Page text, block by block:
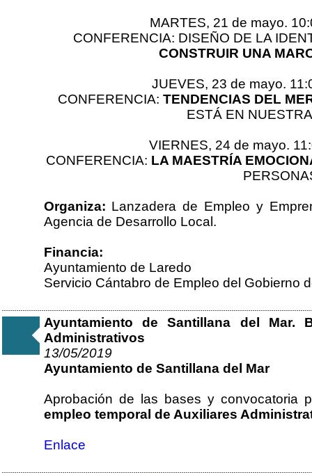
MARTES, 21 de mayo.
CONFERENCIA: DISEÑO DE LA
CONSTRUIR UNA
JUEVES, 23 de mayo.
CONFERENCIA:TENDENCIAS DEL
ESTÁ EN
VIERNES, 24 de mayo.
CONFERENCIA: LA MAESTRÍA
Organiza: Lanzadera de Empleo y
Agencia de Desarrollo Local.
Financia:
Ayuntamiento de Laredo
Servicio Cántabro de Empleo del Gobierno
Ayuntamiento de Santillana del Mar.
Administrativos
13/05/2019
Ayuntamiento de Santillana del Mar
Aprobación de las bases y convocatoria
empleo temporal de Auxiliares
Enlace